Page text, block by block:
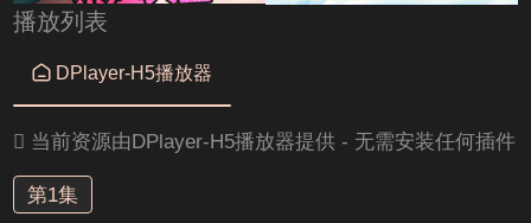
播放列表
DPlayer-H5播放器
 当前资源由DPlayer-H5播放器提供 - 无需安装任何插件
第1集